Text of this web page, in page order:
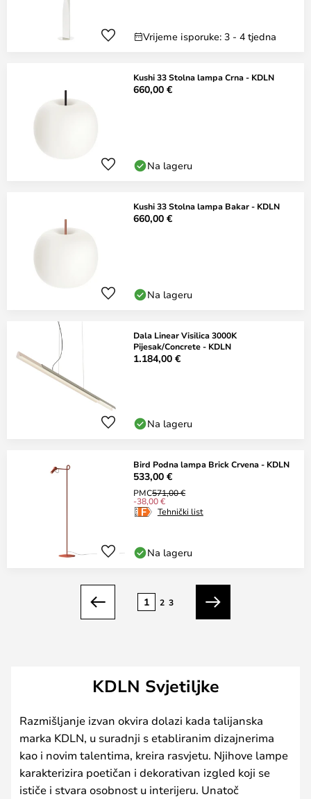
Vrijeme isporuke: 3 - 4 tjedna
Kushi 33 Stolna lampa Crna - KDLN
660,00 €
Na lageru
Kushi 33 Stolna lampa Bakar - KDLN
660,00 €
Na lageru
Dala Linear Visilica 3000K
Pijesak/Concrete - KDLN
1.184,00 €
Na lageru
Bird Podna lampa Brick Crvena - KDLN
533,00 €
PMC571,00 €
-38,00 €
Tehnički list
Na lageru
Prethodno
1 2 3
Sljedeći
KDLN Svjetiljke
Razmišljanje izvan okvira dolazi kada talijanska
marka KDLN, u suradnji s etabliranim dizajnerima
kao i novim talentima, kreira rasvjetu. Njihove lampe
karakterizira poetičan i dekorativan izgled koji se
ističe i stvara osobnost u interijeru. Unatoč